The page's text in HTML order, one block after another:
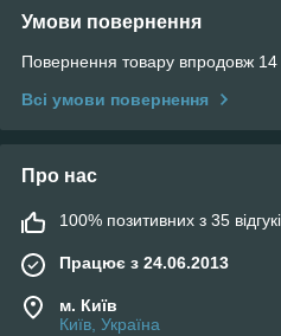
Умови повернення
Повернення товару впродовж 14
Всі умови повернення
Про нас
100% позитивних з 35
Працює з 24.06.2013
м. Київ
Київ, Україна